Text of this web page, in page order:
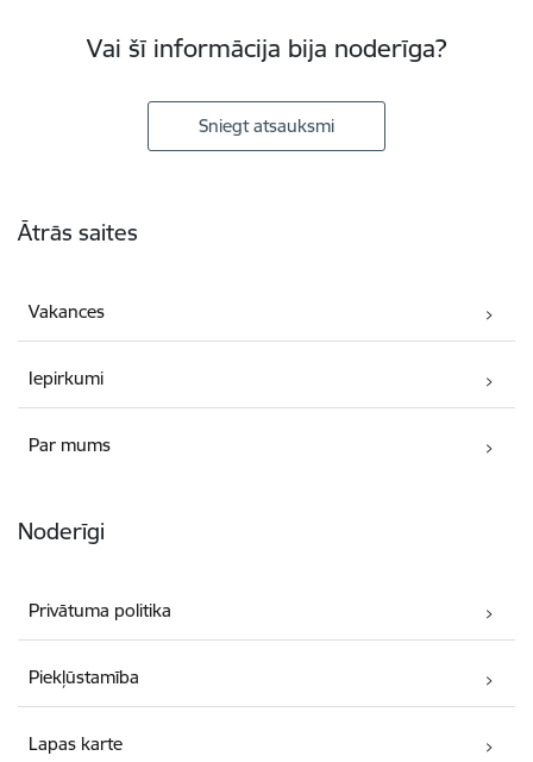
Vai šī informācija bija noderīga?
Sniegt atsauksmi
Ātrās saites
Vakances
Iepirkumi
Par mums
Noderīgi
Privātuma politika
Piekļūstamība
Lapas karte